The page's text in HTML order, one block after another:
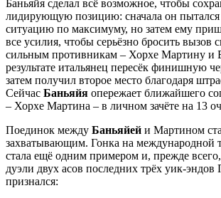
Баньяйя сделал всё возможное, чтобы
лидирующую позицию: сначала он пытался
ситуацию по максимуму, но затем ему
все усилия, чтобы серьёзно бросить вызов
сильным противникам – Хорхе Мартину и
результате итальянец пересёк финишную
затем получил второе место благодаря
Сейчас Баньяйя опережает ближайшего
– Хорхе Мартина – в личном зачёте на 13
Поединок между Баньяйей и Мартином
захватывающим. Гонка на международной
стала ещё одним примером и, прежде
дуэли двух асов последних трёх уик-эндов
признался: